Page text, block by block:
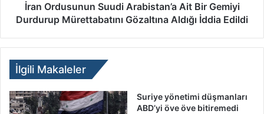
İran Ordusunun Suudi Arabistan’a Ait Bir Gemiyi
Durdurup Mürettabatını Gözaltına Aldığı İddia Edildi
İlgili Makaleler
Suriye yönetimi düşmanları
ABD’yi öve öve bitiremedi